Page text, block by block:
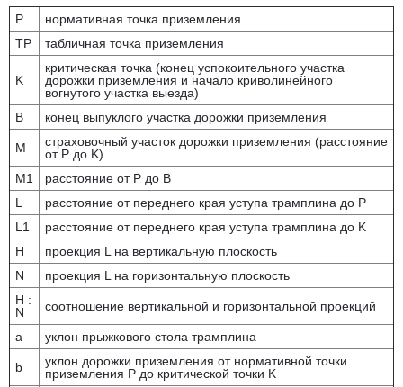
P
нормативная точка приземления
TP
табличная точка приземления
K
критическая точка (конец успокоительного участка
дорожки приземления и начало криволинейного
вогнутого участка выезда)
B
конец выпуклого участка дорожки приземления
M
страховочный участок дорожки приземления (расстояние
от P до K)
M1
расстояние от Р до В
L
расстояние от переднего края уступа трамплина до Р
L1
расстояние от переднего края уступа трамплина до K
H
проекция L на вертикальную плоскость
N
проекция L на горизонтальную плоскость
H :
N
соотношение вертикальной и горизонтальной проекций
a уклон прыжкового стола трамплина
b
уклон дорожки приземления от нормативной точки
приземления Р до критической точки K